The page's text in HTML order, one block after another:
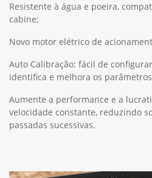
Resistente à água e poeira,
cabine;
Novo motor elétrico de
Auto Calibração: fácil de
identifica e melhora os
Aumente a performance e a
velocidade constante, reduzindo
passadas sucessivas.